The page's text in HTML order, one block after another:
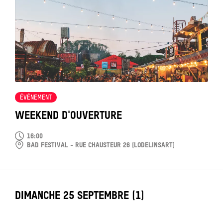
WEEKEND D'OUVERTURE
ÉVÉNEMENT
16:00
BAD FESTIVAL - RUE CHAUSTEUR 26 (LODELINSART)
LABEL_DATE
DIMANCHE 25 SEPTEMBRE (1)